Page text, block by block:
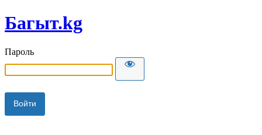
Багыт.kg
Пароль